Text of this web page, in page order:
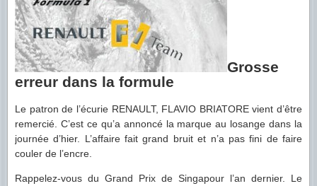
Grosse
erreur dans la formule
Le patron de l’écurie RENAULT, FLAVIO BRIATORE vient d’être
remercié. C’est ce qu’a annoncé la marque au losange dans la
journée d’hier. L’affaire fait grand bruit et n’a pas fini de faire
couler de l’encre.
Rappelez-vous du Grand Prix de Singapour l’an dernier. Le